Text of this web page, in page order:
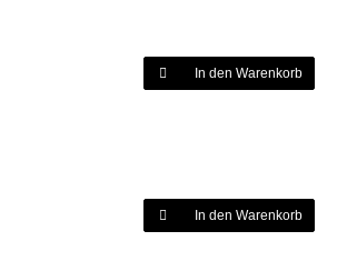
In den Warenkorb
In den Warenkorb